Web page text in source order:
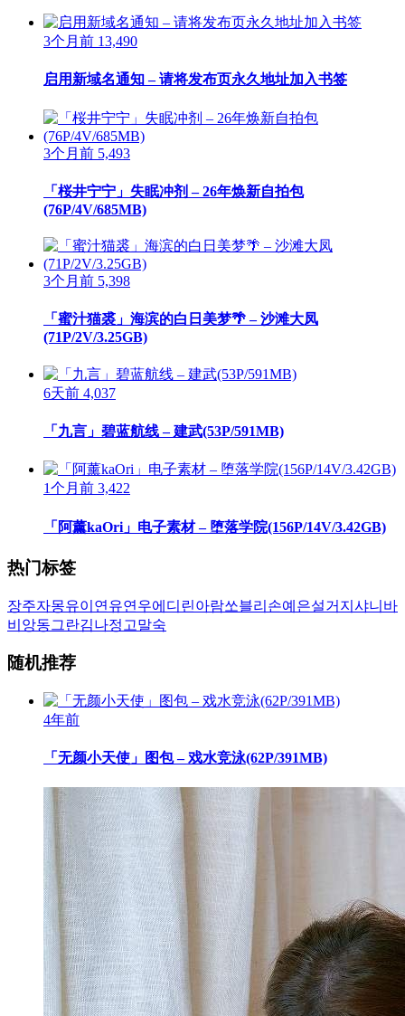
3个月前 13,490
启用新域名通知 – 请将发布页永久地址加入书签
3个月前 5,493
「桜井宁宁」失眠冲剂 – 26年焕新自拍包
(76P/4V/685MB)
3个月前 5,398
「蜜汁猫裘」海滨的白日美梦🌴 – 沙滩大凤
(71P/2V/3.25GB)
6天前 4,037
「九言」碧蓝航线 – 建武(53P/591MB)
1个月前 3,422
「阿薰kaOri」电子素材 – 堕落学院(156P/14V/3.42GB)
热门标签
장주자몽유이 연유연우에디린아람쏘블리 손예은설거지 샤니 바
비앙동그란김나정 고말숙
随机推荐
4年前
「无颜小天使」图包 – 戏水竞泳(62P/391MB)